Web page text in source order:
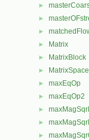
►
►
►
► Matrix
► MatrixBlock
► MatrixSpace
► maxEqOp
► maxEqOp2
►
►
►